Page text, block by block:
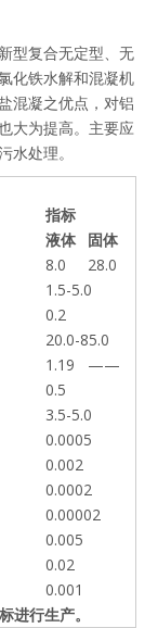
型复合无定型、无
化铁水解和混凝机
混凝之优点，对铝
大为提高。主要应
水处理。
指标
液体
固体
8.0
28.0
1.5-5.0
0.2
20.0-85.0
1.19
——
0.5
3.5-5.0
0.0005
0.002
0.0002
0.00002
0.005
0.02
0.001
进行生产。